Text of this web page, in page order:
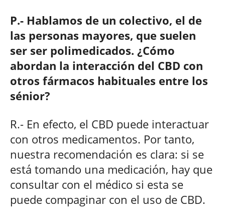
P.- Hablamos de un colectivo, el de
las personas mayores, que suelen
ser ser polimedicados. ¿Cómo
abordan la interacción del CBD con
otros fármacos habituales entre los
sénior?
R.- En efecto, el CBD puede interactuar
con otros medicamentos. Por tanto,
nuestra recomendación es clara: si se
está tomando una medicación, hay que
consultar con el médico si esta se
puede compaginar con el uso de CBD.